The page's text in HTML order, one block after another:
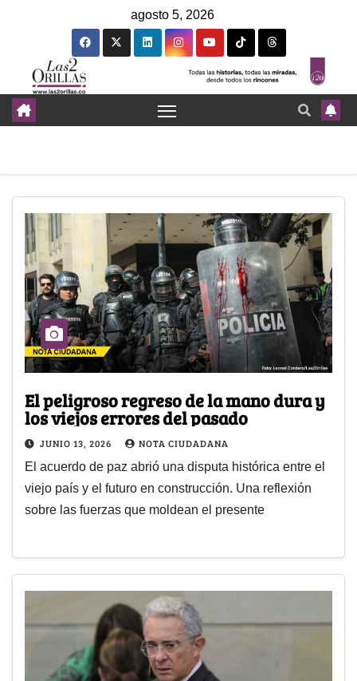
agosto 5, 2026
El peligroso regreso de la mano dura y
los viejos errores del pasado
JUNIO 13, 2026 NOTA CIUDADANA
El acuerdo de paz abrió una disputa histórica entre el
viejo país y el futuro en construcción. Una reflexión
sobre las fuerzas que moldean el presente